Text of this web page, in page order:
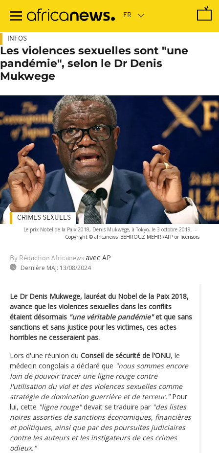
contenu
INFOS
Les violences sexuelles sont "une
pandémie", selon le Dr Denis
Mukwege
Le prix Nobel de la Paix 2018, Denis Mukwege, à Tokyo, le 3 octobre 2019. -
Copyright © africanews BEHROUZ MEHRI/AFP or licensors
By Rédaction Africanews avec AP
Dernière MAJ: 13/08/2024
CRIMES SEXUELS
Le Dr Denis Mukwege, lauréat du Nobel de la Paix 2018,
avance que les violences sexuelles dans les conflits
étaient désormais "une véritable pandémie"et que sans
sanctions et sans justice pour les victimes, ces actes
horribles ne cesseraient pas.
Lors d'une réunion du Conseil de sécurité de l'ONU, le
médecin congolais a déclaré que "nous sommes encore
loin de pouvoir tracer une ligne rouge contre
l'utilisation du viol et des violences sexuelles comme
stratégie de domination guerrière et de terreur."Pour
lui, cette "ligne rouge"devait se traduire par "des listes
noires assorties de sanctions économiques, financières
et politiques, ainsi que par des poursuites judiciaires
contre les auteurs et les instigateurs de ces crimes
odieux."